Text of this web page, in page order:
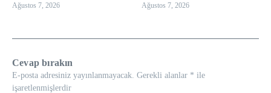
Ağustos 7, 2026 Ağustos 7, 2026
Cevap bırakın
E-posta adresiniz yayınlanmayacak. Gerekli alanlar * ile
işaretlenmişlerdir